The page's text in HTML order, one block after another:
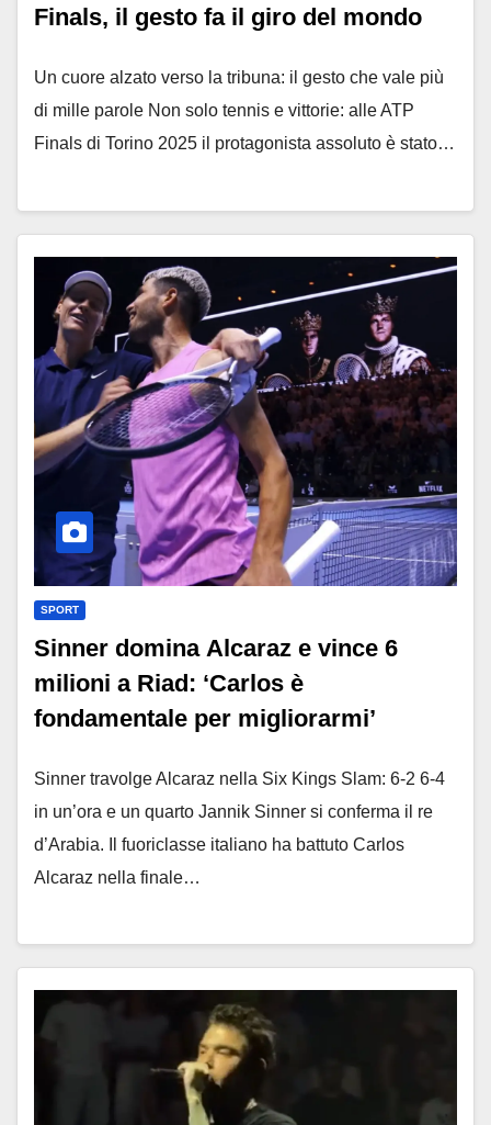
Finals, il gesto fa il giro del mondo
Un cuore alzato verso la tribuna: il gesto che vale più
di mille parole Non solo tennis e vittorie: alle ATP
Finals di Torino 2025 il protagonista assoluto è stato…
SPORT
Sinner domina Alcaraz e vince 6
milioni a Riad: ‘Carlos è
fondamentale per migliorarmi’
Sinner travolge Alcaraz nella Six Kings Slam: 6-2 6-4
in un’ora e un quarto Jannik Sinner si conferma il re
d’Arabia. Il fuoriclasse italiano ha battuto Carlos
Alcaraz nella finale…